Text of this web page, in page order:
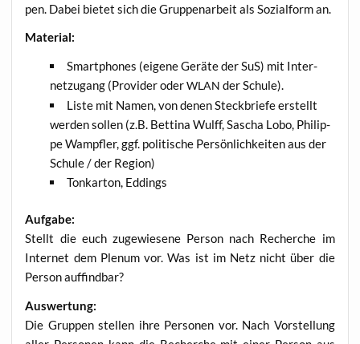
pen. Dabei bie­tet sich die Grup­pen­ar­beit als Sozi­al­form an.
Mate­ri­al:
Smart­phones (eige­ne Gerä­te der SuS) mit Inter­
net­zu­gang (Pro­vi­der oderWLAN der Schule).
Lis­te mit Namen, von denen Steck­brie­fe erstellt
wer­den sol­len (z.B. Bet­ti­na Wulff, Sascha Lobo, Phil­ip­
pe Wampf­ler, ggf. poli­ti­sche Per­sön­lich­kei­ten aus der
Schu­le / der Region)
Ton­kar­ton, Eddings
Auf­ga­be:
Stellt die euch zuge­wie­se­ne Per­son nach Recher­che im
Inter­net dem Ple­num vor. Was ist im Netz nicht über die
Per­son auffindbar?
Aus­wer­tung:
Die Grup­pen stel­len ihre Per­so­nen vor. Nach Vor­stel­lung